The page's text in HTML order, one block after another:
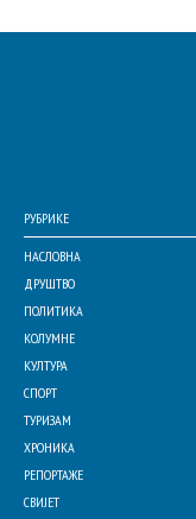
РУБРИКЕ
НАСЛОВНА
ДРУШТВО
ПОЛИТИКА
КОЛУМНЕ
КУЛТУРА
СПОРТ
ТУРИЗАМ
ХРОНИКА
РЕПОРТАЖЕ
СВИЈЕТ